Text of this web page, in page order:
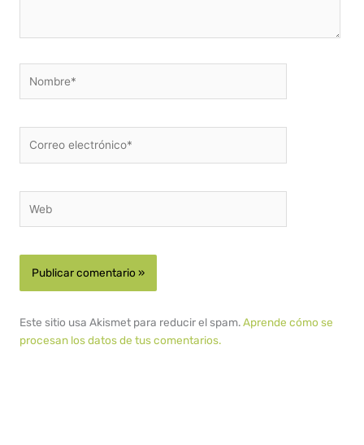
electrónico*
Este sitio usa Akismet para reducir el spam.Aprende cómo se
procesan los datos de tus comentarios.